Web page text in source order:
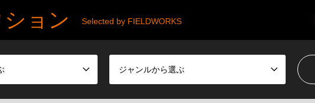
ョン Selected by FIELDWORKS
ジャンルから選ぶ